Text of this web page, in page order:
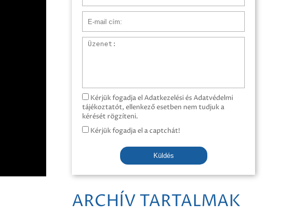
Üzenet
Kérjük fogadja el Adatkezelési és Adatvédelmi
tájékoztatót, ellenkező esetben nem tudjuk a
kérését rögzíteni.
Kérjük fogadja el a captchát!
Küldés
ARCHÍV TARTALMAK